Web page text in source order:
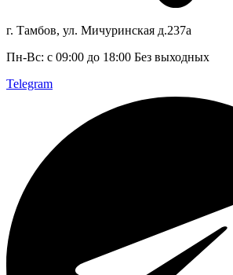
г. Тамбов, ул. Мичуринская д.237а
Пн-Вс: с 09:00 до 18:00 Без выходных
Telegram